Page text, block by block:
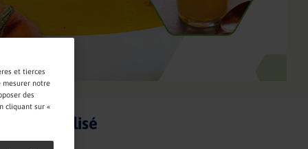
Produit utilisé
et tierces
mesurer notre
des
cliquant sur «